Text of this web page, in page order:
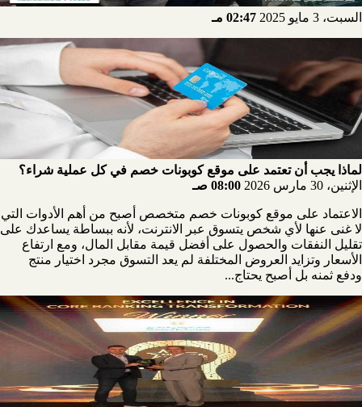
السبت، 3 مايو 2025 02:47 مـ
لماذا يجب أن تعتمد على موقع كوبونات خصم في كل عملية شراء؟
الإثنين، 30 مارس 2026
08:00 صـ
الاعتماد على موقع كوبونات خصم متخصص أصبح من أهم الأدوات التي
لا غنى عنها لأي شخص يتسوق عبر الانترنت، لأنه ببساطة يساعدك على
تقليل النفقات والحصول على أفضل قيمة مقابل المال، ومع ارتفاع
الأسعار وتزايد العروض المختلفة لم يعد التسوق مجرد اختيار منتج
ودفع ثمنه بل أصبح يحتاج...